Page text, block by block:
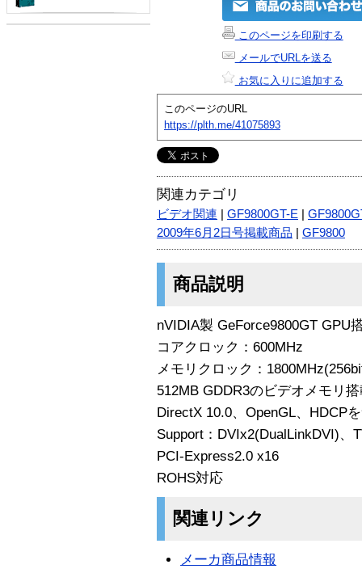
このページを印刷する
メールでURLを送る
お気に入りに追加する
このページのURL
https://plth.me/41075893
関連カテゴリ
ビデオ関連 GF9800GT-E
2009年6月2日号掲載商品
GF9800
商品説明
nVIDIA製 GeForce9800GT GPU
コアクロック：600MHz
メモリクロック：
512MB GDDR3のビデオメモリ
DirectX 10.0、OpenGL、HDCP
Support：DVIx2(DualLinkDVI)、
PCI-Express2.0 x16
ROHS対応
関連リンク
メーカ商品情報